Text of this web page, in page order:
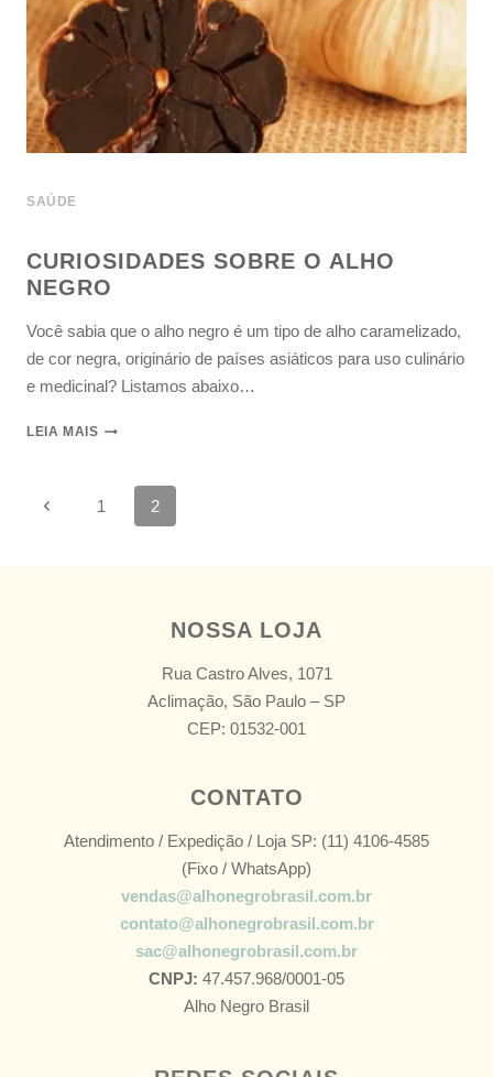
SAÚDE
CURIOSIDADES SOBRE O ALHO
NEGRO
Você sabia que o alho negro é um tipo de alho caramelizado,
de cor negra, originário de países asiáticos para uso culinário
e medicinal? Listamos abaixo…
LEIA MAIS
1 2
NOSSA LOJA
Rua Castro Alves, 1071
Aclimação, São Paulo – SP
CEP: 01532-001
CONTATO
Atendimento / Expedição / Loja SP: (11) 4106-4585
(Fixo / WhatsApp)
vendas@alhonegrobrasil.com.br
contato@alhonegrobrasil.com.br
sac@alhonegrobrasil.com.br
CNPJ: 47.457.968/0001-05
Alho Negro Brasil